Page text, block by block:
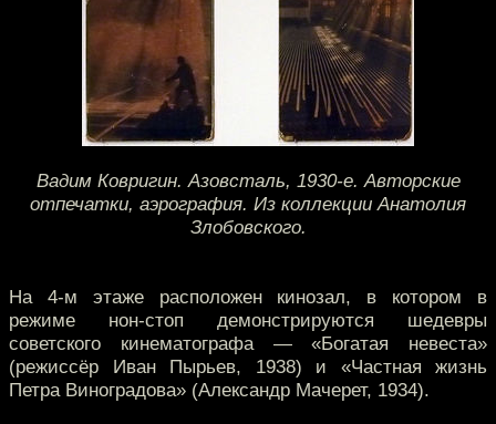
Вадим Ковригин. Азовсталь, 1930-е. Авторские
отпечатки, аэрография. Из коллекции Анатолия
Злобовского.
На 4-м этаже расположен кинозал, в котором в
режиме нон-стоп демонстрируются шедевры
советского кинематографа — «Богатая невеста»
(режиссёр Иван Пырьев, 1938) и «Частная жизнь
Петра Виноградова» (Александр Мачерет, 1934).